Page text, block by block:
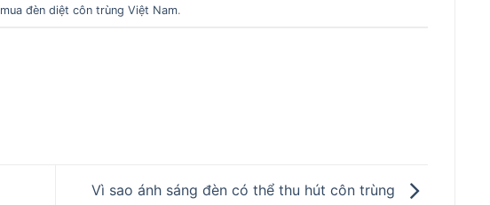
mua đèn diệt côn trùng Việt Nam.
Vì sao ánh sáng đèn có thể thu hút côn trùng